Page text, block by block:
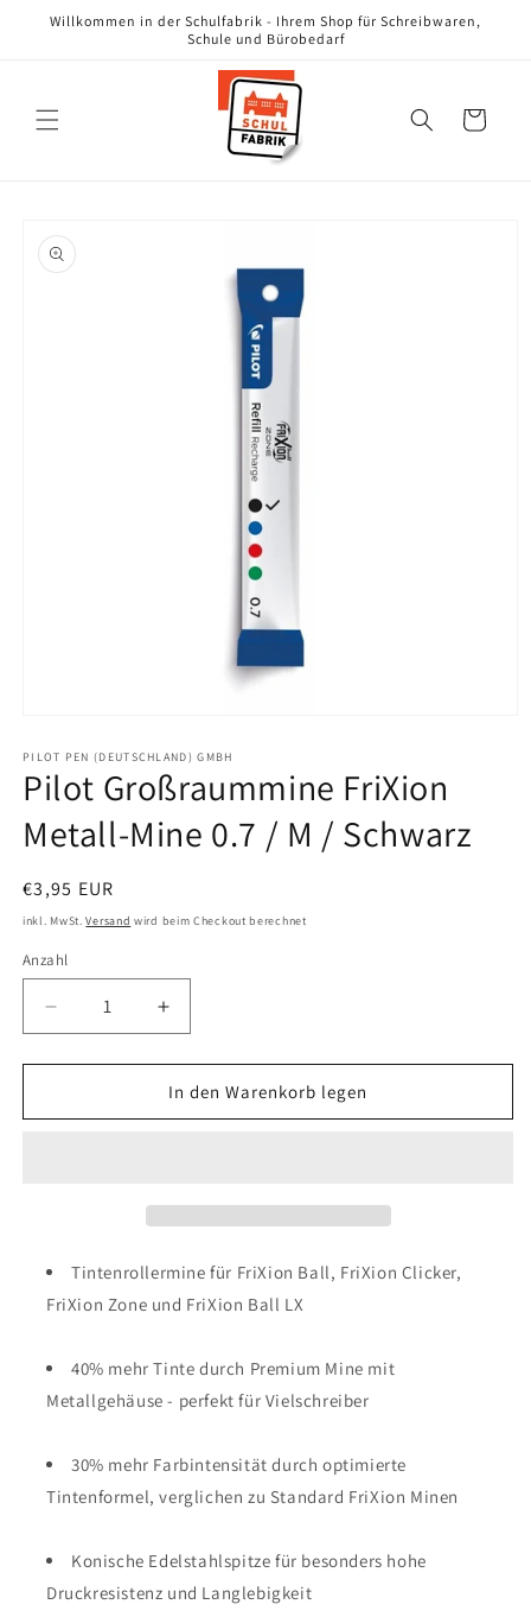
zum
Willkommen in der Schulfabrik - Ihrem Shop für Schreibwaren,
Schule und Bürobedarf
Warenkorb
in
Modal
öffnen
PILOT PEN (DEUTSCHLAND) GMBH
Pilot Großraummine FriXion
Metall-Mine 0.7 / M / Schwarz
Normaler
Preis
€3,95 EUR
inkl. MwSt.Versand wird beim Checkout berechnet
Anzahl
Verringere
die
Menge
Pilot
/
/
Erhöhe
die
Menge
für
Pilot
/
/
In den Warenkorb legen
Tintenrollermine für FriXion Ball, FriXion Clicker,
FriXion Zone und FriXion Ball LX
40% mehr Tinte durch Premium Mine mit
Metallgehäuse - perfekt für Vielschreiber
30% mehr Farbintensität durch optimierte
Tintenformel, verglichen zu Standard FriXion Minen
Konische Edelstahlspitze für besonders hohe
Druckresistenz und Langlebigkeit